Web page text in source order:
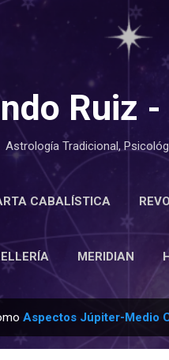
Ir al contenido
Ruiz
Astrología Tradicional,
CABALÍSTICA
ESTRELLERÍA
MERIDIAN
Aspectos Júpiter-Medio